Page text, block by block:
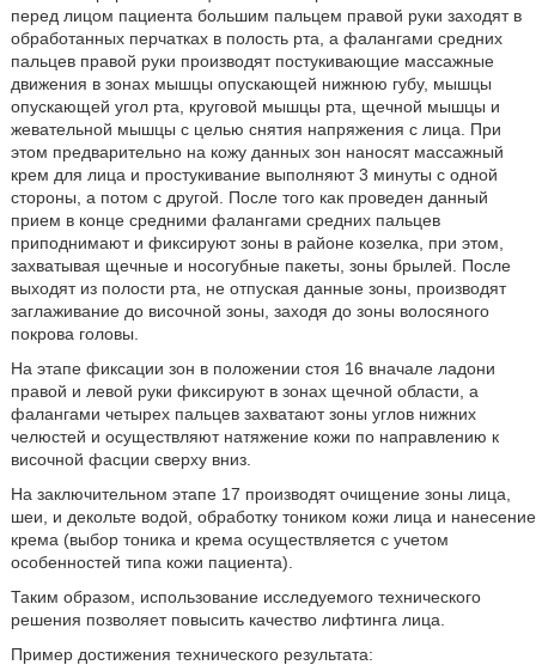
На этапе фиксации зон в положении стоя 16 вначале ладони
правой и левой руки фиксируют в зонах щечной области, а
фалангами четырех пальцев захватают зоны углов нижних
челюстей и осуществляют натяжение кожи по направлению к
височной фасции сверху вниз.
На заключительном этапе 17 производят очищение зоны лица,
шеи, и декольте водой, обработку тоником кожи лица и нанесение
крема (выбор тоника и крема осуществляется с учетом
особенностей типа кожи пациента).
Таким образом, использование исследуемого технического
решения позволяет повысить качество лифтинга лица.
Пример достижения технического результата: